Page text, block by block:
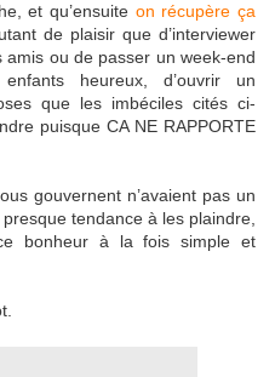
et qu’ensuite on récupère ça
de plaisir que d’interviewer
ou de passer un week-end
heureux, d’ouvrir un
que les imbéciles cités ci-
puisque CA NE RAPPORTE
gouvernent n’avaient pas un
tendance à les plaindre,
bonheur à la fois simple et